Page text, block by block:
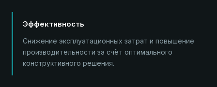
Эффективность
Снижение эксплуатационных затрат и повышение
производительности за счёт оптимального
конструктивного решения.